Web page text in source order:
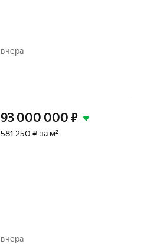
вчера
93 000 000 ₽
581 250 ₽ за м²
вчера